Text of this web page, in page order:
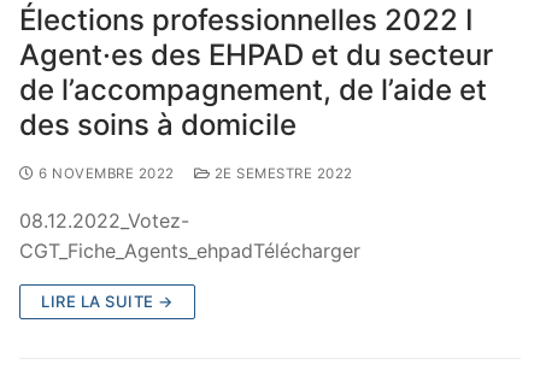
Élections professionnelles 2022 I
Agent·es des EHPAD et du secteur
de l’accompagnement, de l’aide et
des soins à domicile
6 NOVEMBRE 2022 2E SEMESTRE 2022
08.12.2022_Votez-
CGT_Fiche_Agents_ehpadTélécharger
LIRE LA SUITE →